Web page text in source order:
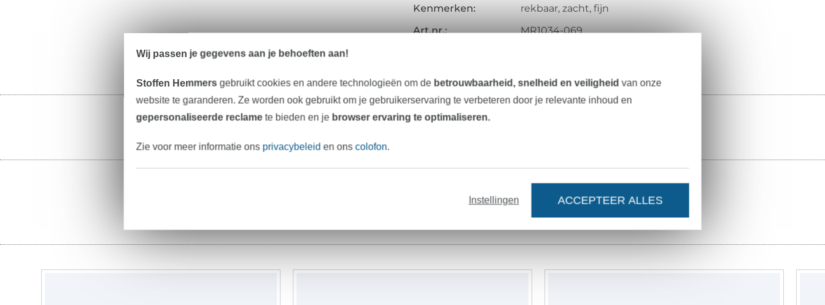
Kenmerken:
rekbaar, zacht, fijn
Art.nr.:
MR1034-069
Onze tip: Dit past er bij
naaipatronen
Wij passen je gegevens aan je behoeften aan!
Stoffen Hemmers gebruikt cookies en andere technologieën om de betrouwbaarheid, snelheid en veiligheid van onze
website te garanderen. Ze worden ook gebruikt om je gebruikerservaring te verbeteren door je relevante inhoud en
gepersonaliseerde reclamete bieden en je browser ervaring te optimaliseren.
Zie voor meer informatie ons privacybeleid en onscolofon.
Instellingen ACCEPTEER ALLES